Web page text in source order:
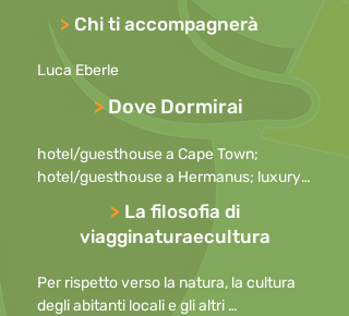
Capo; camminate escursionistiche nei
parchi e nel Blyde River Canyon;
Kruger National Park alla ricerca degli
animali della savana africana; trekking
> Chi ti accompagnerà
Luca Eberle
> Dove Dormirai
hotel/guesthouse a Cape Town;
hotel/guesthouse a Hermanus; luxury
green hotel a Cape Town Airport;
hotel/guesthouse a Graskop e a Sabie;
rest camp all’interno del Parco Kruger.
> La filosofia di
viagginaturaecultura
Per rispetto verso la natura, la cultura
degli abitanti locali e gli altri